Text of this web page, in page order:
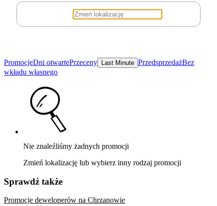
PromocjeDni otwartePrzeceny Last Minute PrzedsprzedażBez
wkładu własnego
Nie znaleźliśmy żadnych promocji
Zmień lokalizację lub wybierz inny rodzaj promocji
Sprawdź także
Promocje deweloperów na Chrzanowie